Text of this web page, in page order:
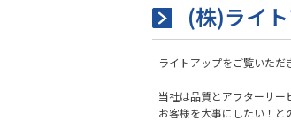
(株)ライ
ライトアップをご覧いただ
当社は品質とアフターサー
お客様を大事にしたい！